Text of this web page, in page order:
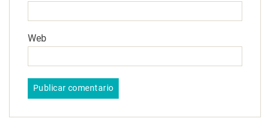
Web